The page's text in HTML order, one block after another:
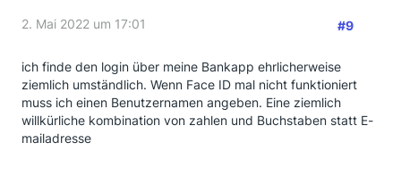
2. Mai 2022 um 17:01 #9
ich finde den login über meine Bankapp ehrlicherweise
ziemlich umständlich. Wenn Face ID mal nicht funktioniert
muss ich einen Benutzernamen angeben. Eine ziemlich
willkürliche kombination von zahlen und Buchstaben statt E-
mailadresse